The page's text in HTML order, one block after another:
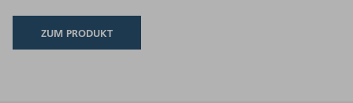
ZUM PRODUKT